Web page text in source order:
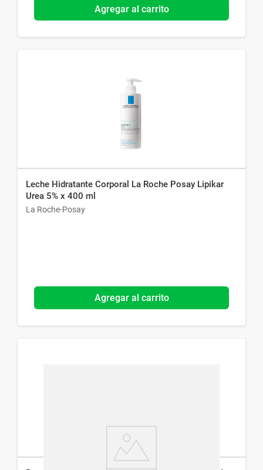
Agregar al carrito
Leche Hidratante Corporal La Roche Posay Lipikar
Urea 5% x 400 ml
La Roche-Posay
Agregar al carrito